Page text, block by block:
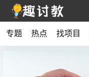
专题 热点 找项目